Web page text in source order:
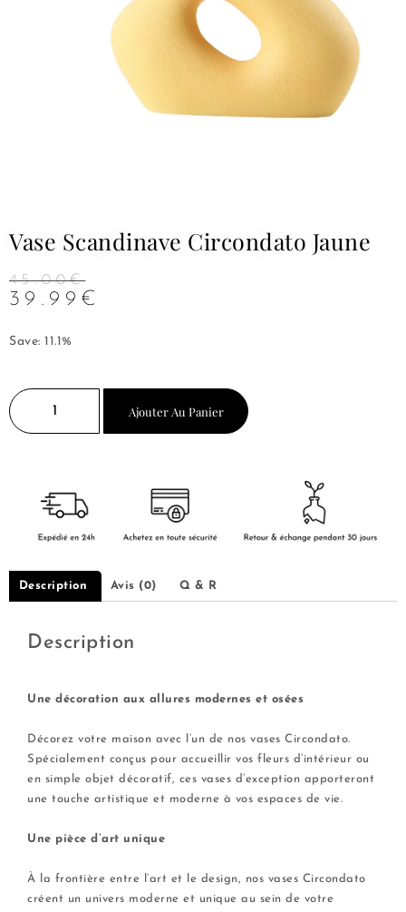
Vase Scandinave Circondato Jaune
45.00€
39.99 €
Save: 11.1%
Ajouter Au Panier
Description Avis (0) Q & R
Description
Une décoration aux allures modernes et osées
Décorez votre maison avec l’un de nos vases Circondato.
Spécialement conçus pour accueillir vos fleurs d’intérieur ou
en simple objet décoratif, ces vases d’exception apporteront
une touche artistique et moderne à vos espaces de vie.
Une pièce d’art unique
À la frontière entre l’art et le design, nos vases Circondato
créent un univers moderne et unique au sein de votre